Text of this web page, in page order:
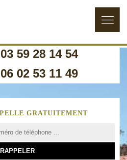
03 59 28 14 54
06 02 53 11 49
GRATUITEMENT